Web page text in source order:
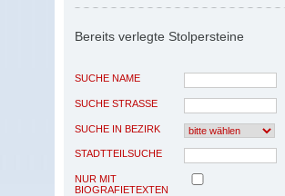
Bereits verlegte Stolpersteine
SUCHE NAME
SUCHE STRASSE
SUCHE IN BEZIRK
STADTTEILSUCHE
NUR MIT
BIOGRAFIETEXTEN